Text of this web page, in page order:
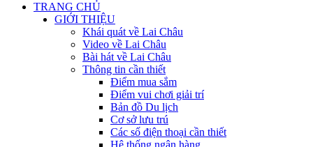
TRANG CHỦ
GIỚI THIỆU
Khái quát về Lai Châu
Video về Lai Châu
Bài hát về Lai Châu
Thông tin cần thiết
Điểm mua sắm
Điểm vui chơi giải trí
Bản đồ Du lịch
Cơ sở lưu trú
Các số điện thoại cần thiết
Hệ thống ngân hàng